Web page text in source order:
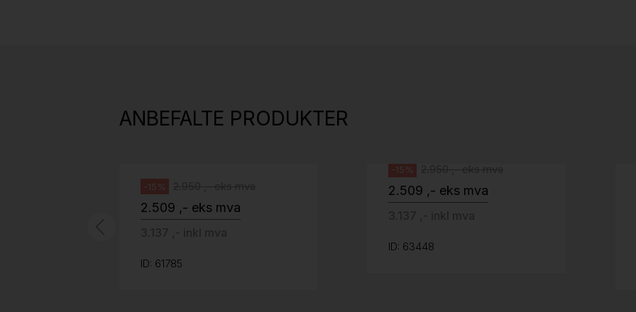
ANBEFALTE PRODUKTER
grått fotkryss, Pent brukt
-15%
2.509 ,- eks mva
ID: 61785
-15%
2.509 ,- eks mva
ID: 63448